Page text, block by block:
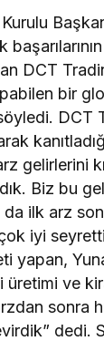
DCT
bir
DCT
gelirlerini
Biz bu
da ilk arz
iyi
yapan,
üretimi ve
sonra
dedi.